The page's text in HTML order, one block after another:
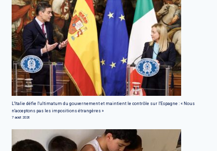
L'Italie défie l'ultimatum du gouvernement et maintient le contrôle sur l'Espagne : « Nous
n'acceptons pas les impositions étrangères »
7 août 2026